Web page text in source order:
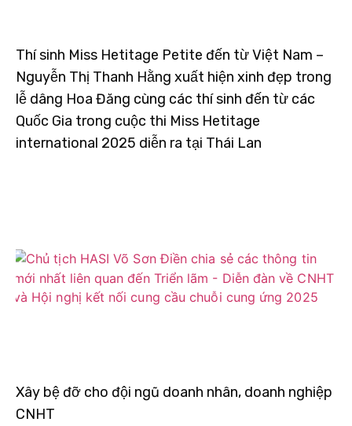
Thí sinh Miss Hetitage Petite đến từ Việt Nam –
Nguyễn Thị Thanh Hằng xuất hiện xinh đẹp trong
lễ dâng Hoa Đăng cùng các thí sinh đến từ các
Quốc Gia trong cuộc thi Miss Hetitage
international 2025 diễn ra tại Thái Lan
Xây bệ đỡ cho đội ngũ doanh nhân, doanh nghiệp
CNHT